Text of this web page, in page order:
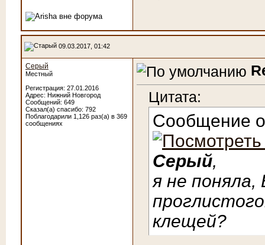
09.03.2017, 01:42
Серый
Местный
Регистрация: 27.01.2016
Адрес: Нижний Новгород
Сообщений: 649
Сказал(а) спасибо: 792
Поблагодарили 1,126 раз(а) в 369
сообщениях
Цитата:
Сообщение
Серый,
я не поняла,
клещей?